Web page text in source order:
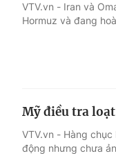
Thế giới đó đây
VTV.vn - Iran và
Hormuz và đang
Mỹ điều tra
VTV.vn - Hàng
động nhưng chưa